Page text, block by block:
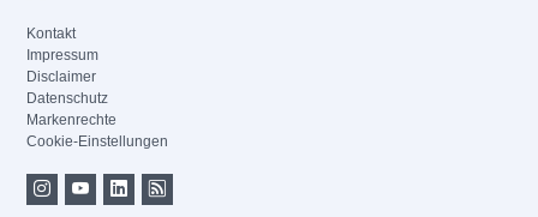
Kontakt
Impressum
Disclaimer
Datenschutz
Markenrechte
Cookie-Einstellungen